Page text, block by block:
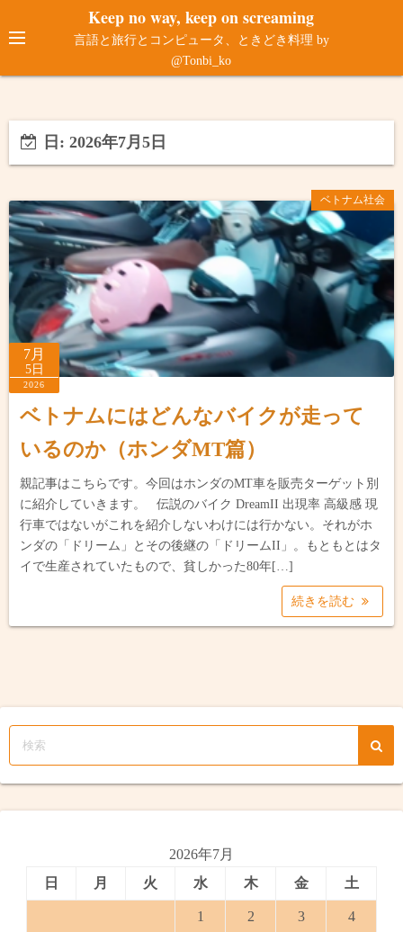
ン
ン
ッ
プ
Keep no way, keep on screaming
言語と旅行とコンピュータ、ときどき料理 by
@Tonbi_ko
日: 2026年7月5日
ベトナム社会
7月
5日
2026
ベトナムにはどんなバイクが走って
いるのか（ホンダMT篇）
親記事はこちらです。今回はホンダのMT車を販売ターゲット別
に紹介していきます。 伝説のバイク DreamII 出現率 高級感 現
行車ではないがこれを紹介しないわけには行かない。それがホ
ンダの「ドリーム」とその後継の「ドリームII」。もともとはタ
イで生産されていたもので、貧しかった80年[…]
続きを読む
2026年7月
日
月 火 水 木 金 土
1 2 3 4